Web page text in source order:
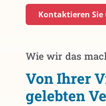
Wie wir das
Von Ihrer
gelebten
Kontaktieren Sie